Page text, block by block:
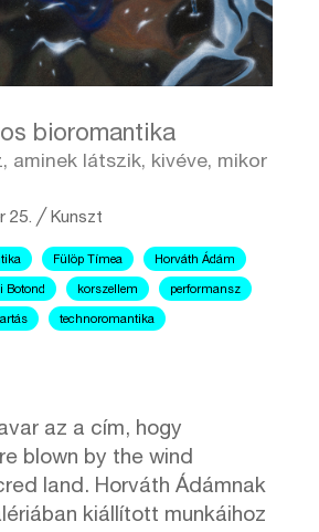
bioromantika
aminek látszik, kivéve, mikor
25. ╱ Kunszt
Fülöp Tímea Horváth Ádám
Botond korszellem performansz
technoromantika
az a cím, hogy
blown by the wind
land. Horváth Ádámnak
kiállított munkáihoz